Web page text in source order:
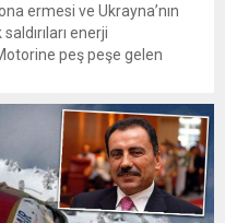
ermesi ve Ukrayna’nın
enerji
peş peşe gelen
gerilim, Türkiye’de
devam...